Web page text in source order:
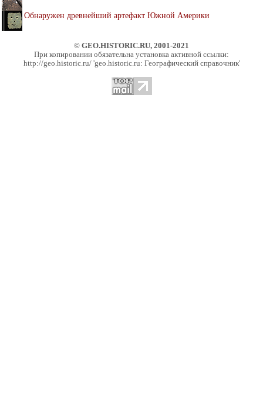
Обнаружен древнейший артефакт Южной Америки
© GEO.HISTORIC.RU, 2001-2021
При копировании обязательна установка активной ссылки:
http://geo.historic.ru/ 'geo.historic.ru: Географический справочник'